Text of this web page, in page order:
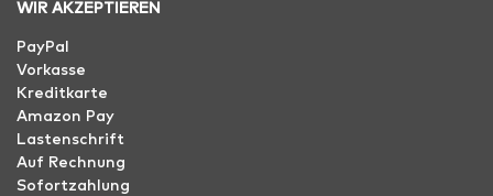
WIR AKZEPTIEREN
PayPal
Vorkasse
Kreditkarte
Amazon Pay
Lastenschrift
Auf Rechnung
Sofortzahlung